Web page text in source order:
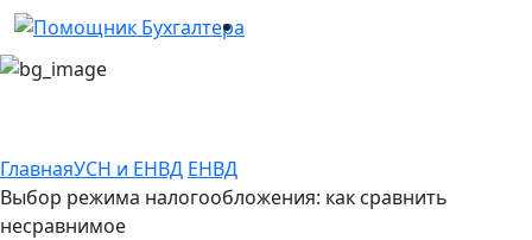
ГлавнаяУСН и ЕНВД ЕНВД
Выбор режима налогообложения: как сравнить
несравнимое